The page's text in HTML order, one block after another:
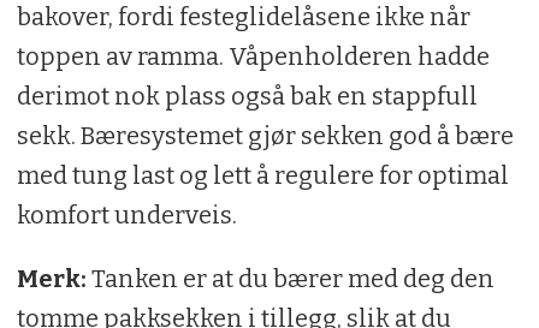
bakover, fordi festeglidelåsene ikke når
toppen av ramma. Våpenholderen hadde
derimot nok plass også bak en stappfull
sekk. Bæresystemet gjør sekken god å bære
med tung last og lett å regulere for optimal
komfort underveis.
Merk: Tanken er at du bærer med deg den
tomme pakksekken i tillegg, slik at du